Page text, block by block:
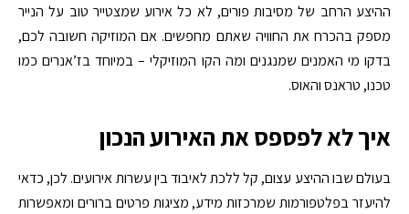
ההיצע הרחב של מסיבות פורים, לא כל אירוע שמצטייר טוב על הנייר
מספק בהכרח את החוויה שאתם מחפשים. אם המוזיקה חשובה לכם,
בדקו מי האמנים שמנגנים ומה הקו המוזיקלי – במיוחד בז’אנרים כמו
טכנו, טראנס והאוס.
איך לא לפספס את האירוע הנכון
בעולם שבו ההיצע עצום, קל ללכת לאיבוד בין עשרות אירועים. לכן, כדאי
להיעזר בפלטפורמות שמרכזות מידע, מציגות פרטים ברורים ומאפשרות